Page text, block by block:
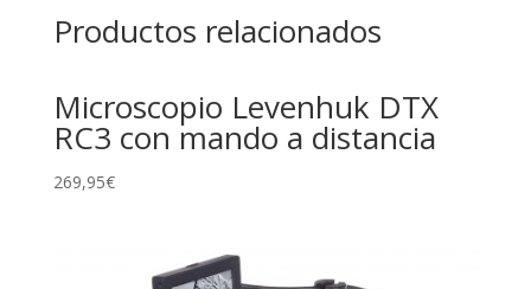
Productos relacionados
Microscopio Levenhuk DTX
RC3 con mando a distancia
269,95€